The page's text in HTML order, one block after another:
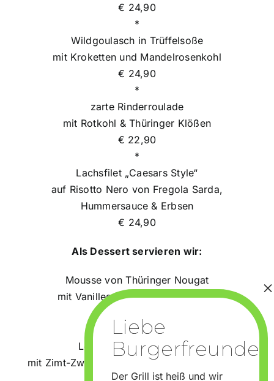
€ 24,90
*
Wildgoulasch in Trüffelsoße
mit Kroketten und Mandelrosenkohl
€ 24,90
*
zarte Rinderroulade
mit Rotkohl & Thüringer Klößen
€ 22,90
*
Lachsfilet „Caesars Style“
auf Risotto Nero von Fregola Sarda,
Hummersauce & Erbsen
€ 24,90
Als Dessert servieren wir:
Mousse von Thüringer Nougat
mit Vanillesoße und Beerenragout
*
Leipziger Quarkkeulchen
mit Zimt-Zwetschgenröster und Vanilleschaum
Der Grill ist heiß und wir